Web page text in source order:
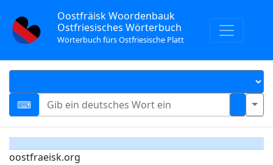
Oostfräisk Woordenbauk
Ostfriesisches Wörterbuch
Wörterbuch fürs Ostfriesische Platt
oostfraeisk.org